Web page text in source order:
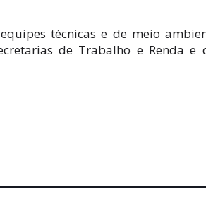
técnicas e de meio
de Trabalho e Renda e